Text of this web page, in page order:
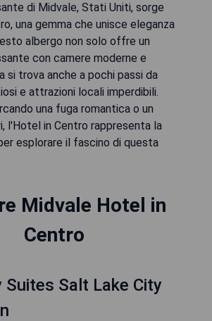
di Midvale, Stati Uniti, sorge
una gemma che unisce eleganza
albergo non solo offre un
con camere moderne e
si trova anche a pochi passi da
e attrazioni locali imperdibili.
una fuga romantica o un
l'Hotel in Centro rappresenta la
esplorare il fascino di questa
Midvale Hotel in
Centro
Suites Salt Lake City